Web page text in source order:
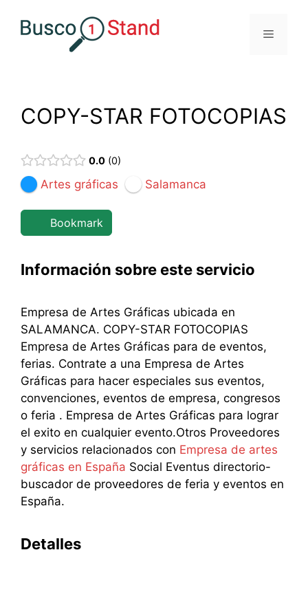
Menú
COPY-STAR FOTOCOPIAS
0.0 0
Artes gráficas Salamanca
Bookmark
Información sobre este servicio
Empresa de Artes Gráficas ubicada en
SALAMANCA. COPY-STAR FOTOCOPIAS
Empresa de Artes Gráficas para de eventos,
ferias. Contrate a una Empresa de Artes
Gráficas para hacer especiales sus eventos,
convenciones, eventos de empresa, congresos
o feria . Empresa de Artes Gráficas para lograr
el exito en cualquier evento.Otros Proveedores
y servicios relacionados con Empresa de artes
gráficas en España Social Eventus directorio-
buscador de proveedores de feria y eventos en
España.
Detalles